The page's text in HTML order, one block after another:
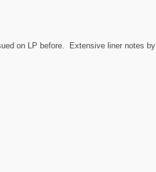
on LP before. Extensive liner notes by